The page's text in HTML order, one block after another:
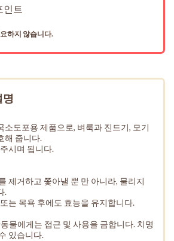
인트
하지 않습니다.
명
도포용 제품으로, 벼룩과 진드기, 모기
해 줍니다.
시며 됩니다.
제거하고 쫓아낼 뿐 만 아니라, 물리지
.
는 목욕 후에도 효능을 유지합니다.
물에게는 접근 및 사용을 금합니다. 치명
있습니다.